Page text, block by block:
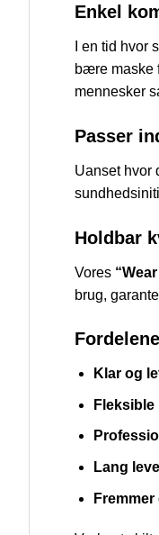
Enkel
I en tid
bære maske
mennesker
Passer
Uanset hvor
Holdbar
Vores
brug,
Klar og
Lang